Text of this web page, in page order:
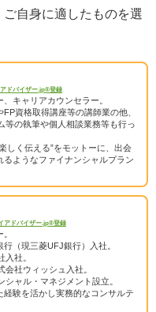
自身に適したものを選
ドバイザー.jp®登録
キャリアカウンセラー。
資格取得講座等の講師業の他、
等の執筆や個人相談業務等も行っ
しく伝える”をモットーに、出会
るようなファイナンシャルプラン
アドバイザー.jp®登録
（現三菱UFJ銀行）入社。
入社。
社ウィッシュ入社。
ャル・マネジメント設立。
験を活かし実務的なコンサルテ